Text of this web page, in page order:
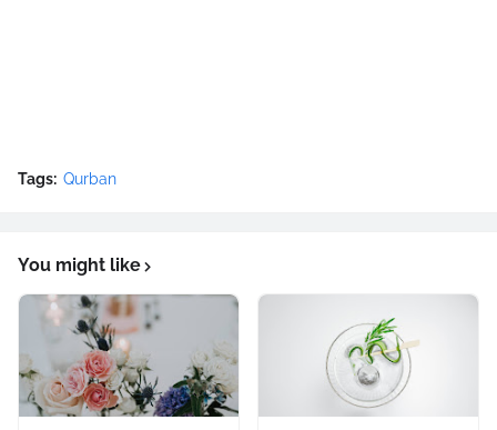
Tags: Qurban
You might like